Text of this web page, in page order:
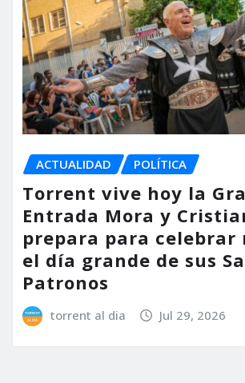
ACTUALIDAD POLÍTICA
Torrent vive hoy la
Entrada Mora y
prepara para celebrar
el día grande de sus
Patronos
torrent al dia Jul 29, 2026